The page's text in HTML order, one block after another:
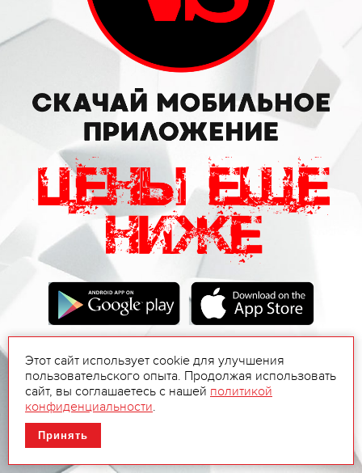
Этот сайт использует cookie для улучшения
пользовательского опыта. Продолжая использовать
сайт, вы соглашаетесь с нашей политикой
конфиденциальности.
Принять